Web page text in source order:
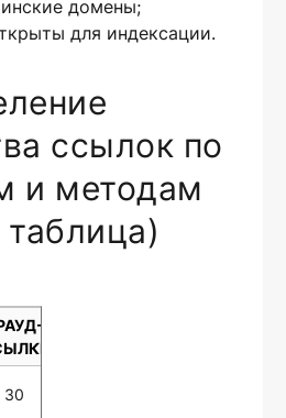
домены;
для индексации.
ссылок по
и методам
30